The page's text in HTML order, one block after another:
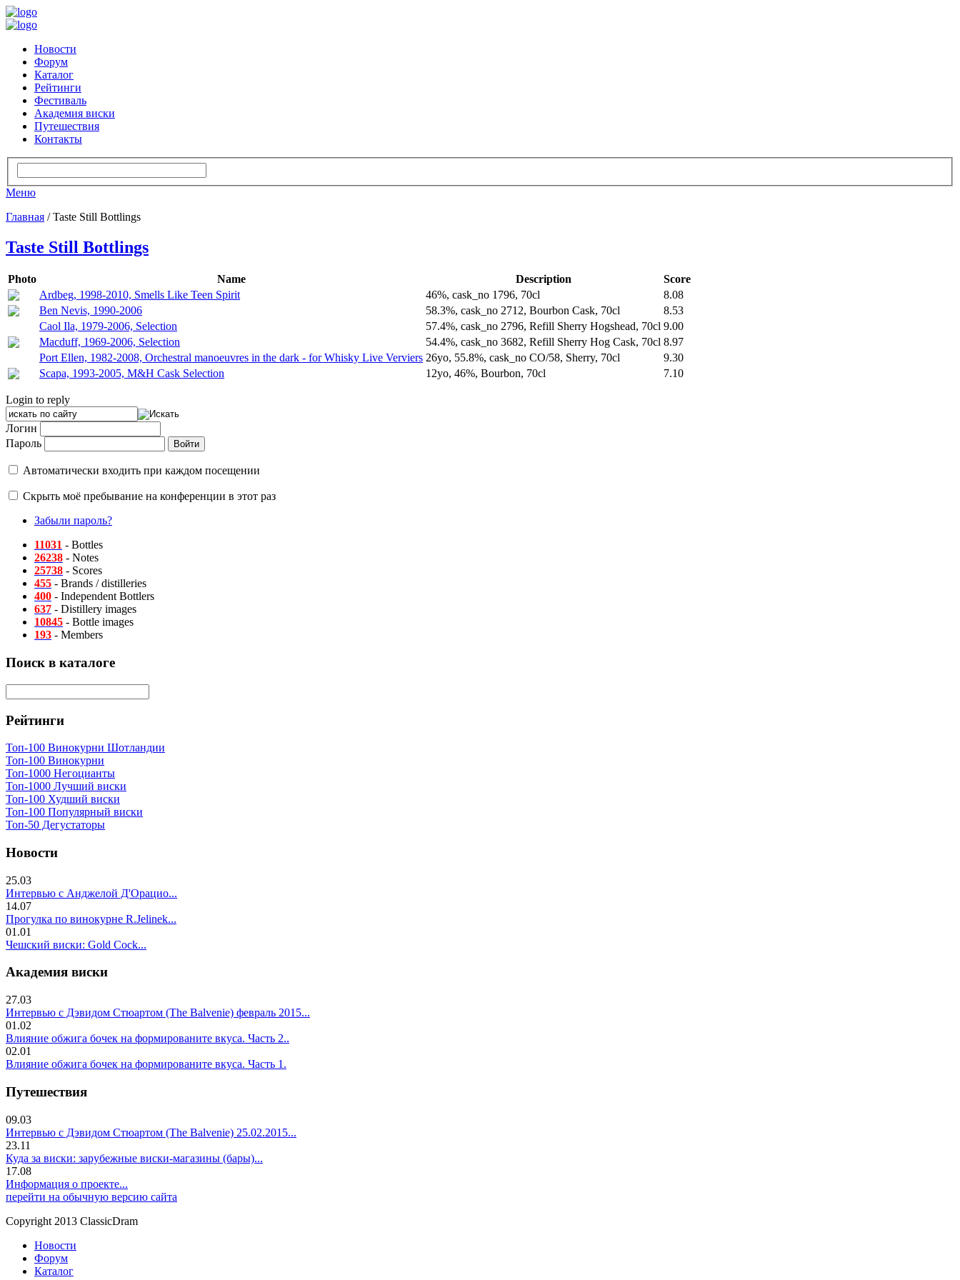
Новости
Форум
Каталог
Рейтинги
Фестиваль
Академия виски
Путешествия
Контакты
Меню
Главная / Taste Still Bottlings
Taste Still Bottlings
Photo Name Description
Score
Ardbeg, 1998-2010, Smells Like Teen Spirit
46%, cask_no 1796, 70cl
8.08
Ben Nevis, 1990-2006
58.3%, cask_no 2712, Bourbon Cask, 70cl
8.53
Caol Ila, 1979-2006, Selection
57.4%, cask_no 2796, Refill Sherry Hogshead, 70cl 9.00
Macduff, 1969-2006, Selection
54.4%, cask_no 3682, Refill Sherry Hog Cask, 70cl 8.97
Port Ellen, 1982-2008, Orchestral manoeuvres in the dark - for Whisky Live Verviers 26yo, 55.8%, cask_no CO/58, Sherry, 70cl
9.30
Scapa, 1993-2005, M&H Cask Selection
12yo, 46%, Bourbon, 70cl 7.10
Login to reply
Логин
Пароль
Автоматически входить при каждом посещении
Скрыть моё пребывание на конференции в этот раз
Забыли пароль?
11031 - Bottles
26238 - Notes
25738 - Scores
455 - Brands / distilleries
400 - Independent Bottlers
637 - Distillery images
10845 - Bottle images
193 - Members
Поиск в каталоге
Рейтинги
Топ-100 Винокурни Шотландии
Топ-100 Винокурни
Топ-1000 Негоцианты
Топ-1000 Лучший виски
Топ-100 Худший виски
Топ-100 Популярный виски
Топ-50 Дегустаторы
Новости
25.03
Интервью с Анджелой Д'Орацио...
14.07
Прогулка по винокурне R.Jelinek...
01.01
Чешский виски: Gold Cock...
Академия виски
27.03
Интервью с Дэвидом Стюартом (The Balvenie) февраль 2015...
01.02
Влияние обжига бочек на формированите вкуса. Часть 2..
02.01
Влияние обжига бочек на формированите вкуса. Часть 1.
Путешествия
09.03
Интервью с Дэвидом Стюартом (The Balvenie) 25.02.2015...
23.11
Куда за виски: зарубежные виски-магазины (бары)...
17.08
Информация о проекте...
перейти на обычную версию сайта
Copyright 2013 ClassicDram
Новости
Форум
Каталог